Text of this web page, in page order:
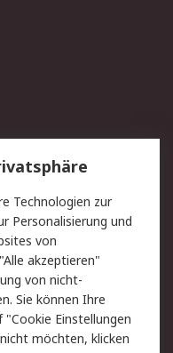
Technologien zur
Personalisierung und
von
akzeptieren"
von nicht-
Sie können Ihre
"Cookie Einstellungen
möchten, klicken